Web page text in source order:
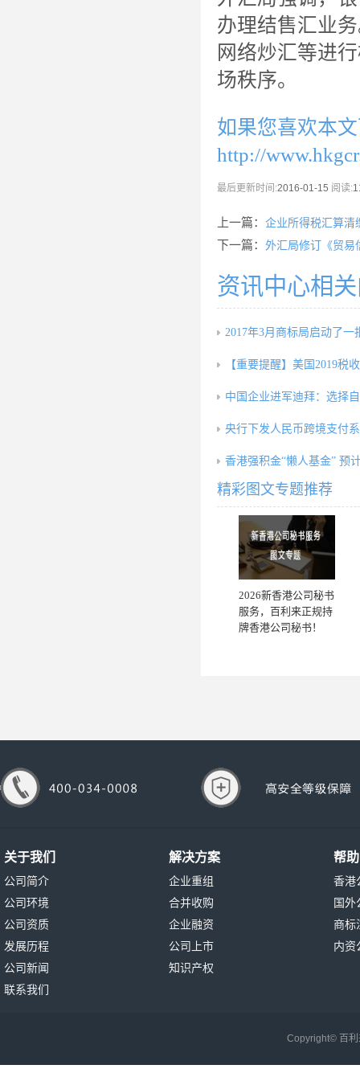
办理结售汇业
网络炒汇等进
场秩序。
如果您喜欢本
http://
最后更新时间:2016-01-15 阅读:
上一篇： 企业所得税汇算清
下一篇： 外汇局修订《贸易
资讯中心相
2017年3月商标局启动了一
【重要提醒】美国2019税
中国企业进军迪拜：选择
央行下发人民币跨境支付
香港强积金“懒人基金” 预
精彩图文专题推荐
2026新香港公司秘书
服务，百利来正规持
牌香港公司秘书！
关于我们
公司简介
公司环境
公司资质
发展历程
公司新闻
联系我们
解决方案
企业重组
合并收购
企业融资
公司上市
知识产权
帮
香港
国外
商标
内资
Copyright© 百